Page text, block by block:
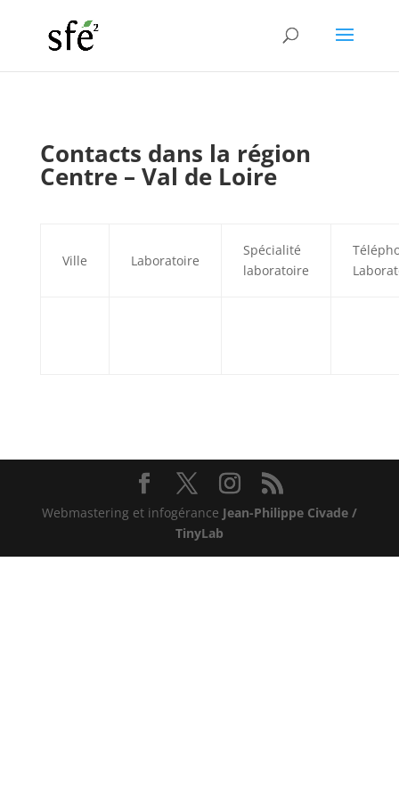
Contacts dans la région
Centre – Val de Loire
Ville Laboratoire
Spécialité
laboratoire
Webmastering et infogérance Jean-Philippe Civade /
TinyLab